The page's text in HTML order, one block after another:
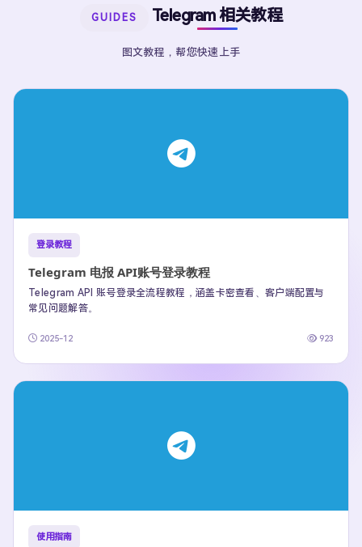
GUIDES Telegram 相关教程
图文教程，帮您快速上手
登录教程
Telegram 电报 API账号登录教程
Telegram API 账号登录全流程教程，涵盖卡密查看、客户端配置与
常见问题解答。
2025-12 923
使用指南